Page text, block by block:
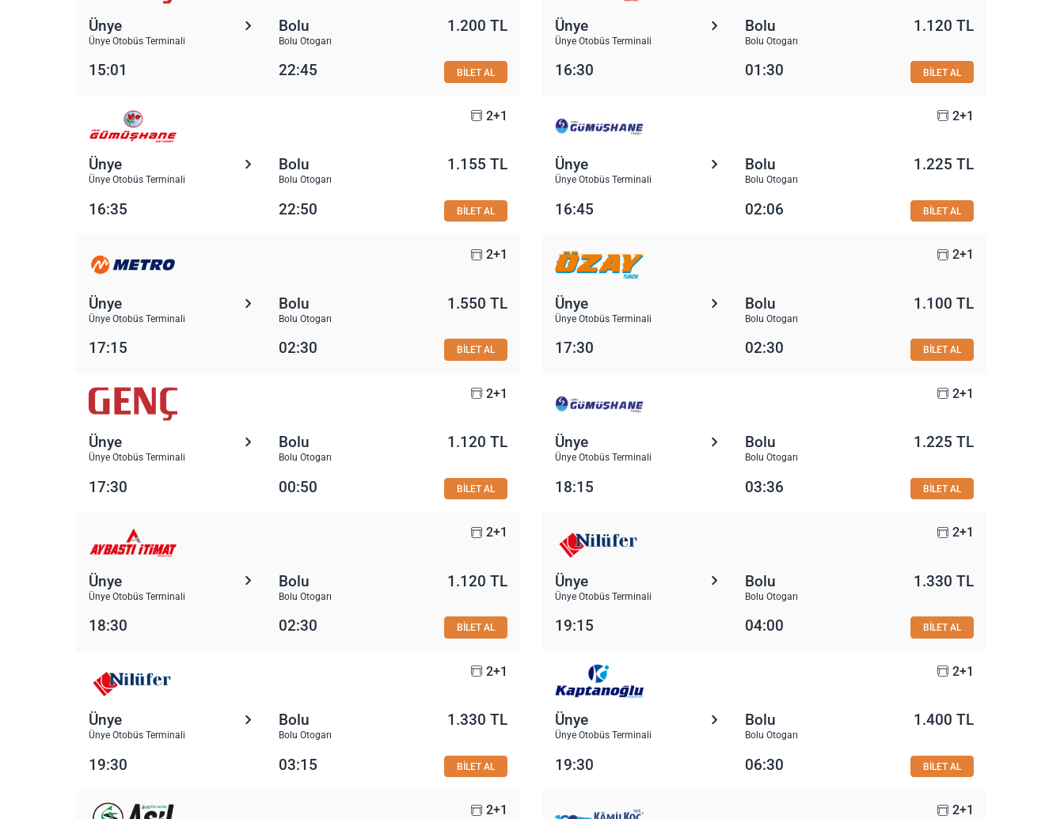
Ünye
Ünye Otobüs Terminali
Bolu
Bolu Otogarı
1.200 TL
15:01 22:45 BİLET AL
Ünye
Ünye Otobüs Terminali
Bolu
Bolu Otogarı
1.120 TL
16:30 01:30 BİLET AL
2+1
Ünye
Ünye Otobüs Terminali
Bolu
Bolu Otogarı
1.155 TL
16:35 22:50 BİLET AL
2+1
Ünye
Ünye Otobüs Terminali
Bolu
Bolu Otogarı
1.225 TL
16:45 02:06 BİLET AL
2+1
Ünye
Ünye Otobüs Terminali
Bolu
Bolu Otogarı
1.550 TL
17:15 02:30 BİLET AL
2+1
Ünye
Ünye Otobüs Terminali
Bolu
Bolu Otogarı
1.100 TL
17:30 02:30 BİLET AL
2+1
Ünye
Ünye Otobüs Terminali
Bolu
Bolu Otogarı
1.120 TL
17:30 00:50 BİLET AL
2+1
Ünye
Ünye Otobüs Terminali
Bolu
Bolu Otogarı
1.225 TL
18:15 03:36 BİLET AL
2+1
Ünye
Ünye Otobüs Terminali
Bolu
Bolu Otogarı
1.120 TL
18:30 02:30 BİLET AL
2+1
Ünye
Ünye Otobüs Terminali
Bolu
Bolu Otogarı
1.330 TL
19:15 04:00 BİLET AL
2+1
Ünye
Ünye Otobüs Terminali
Bolu
Bolu Otogarı
1.330 TL
19:30 03:15 BİLET AL
2+1
Ünye
Ünye Otobüs Terminali
Bolu
Bolu Otogarı
1.400 TL
19:30 06:30 BİLET AL
2+1 2+1